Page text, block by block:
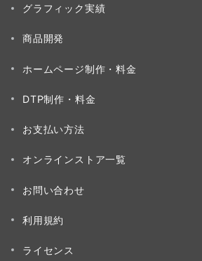
グラフィック実績
商品開発
ホームページ制作・料金
DTP制作・料金
お支払い方法
オンラインストア一覧
お問い合わせ
利用規約
ライセンス